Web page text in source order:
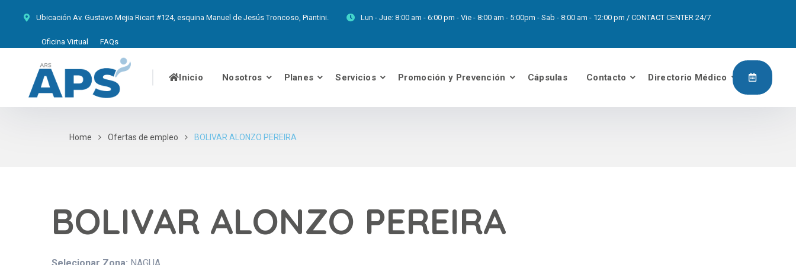
Ubicación Av. Gustavo Mejia Ricart #124, esquina Manuel de Jesús Troncoso, Piantini. Lun - Jue: 8:00 am - 6:00 pm - Vie - 8:00 am - 5:00pm - Sab - 8:00 am - 12:00 pm / CONTACT CENTER 24/7
Oficina Virtual FAQs
Inicio Nosotros Planes Servicios Promoción y Prevención Cápsulas Contacto Directorio Médico
Home Ofertas de empleo BOLIVAR ALONZO PEREIRA
BOLIVAR ALONZO PEREIRA